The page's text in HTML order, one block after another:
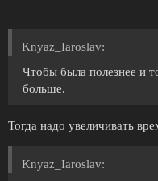
Knyaz_Iaroslav:
Чтобы была полезнее и
больше.
Тогда надо увеличивать
Knyaz_Iaroslav: